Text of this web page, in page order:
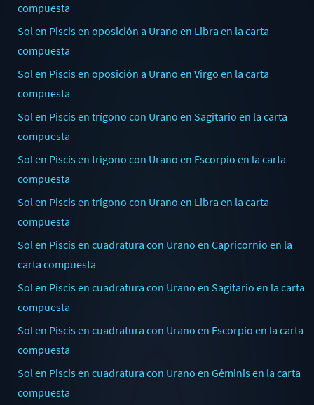
compuesta
Sol en Piscis en oposición a Urano en Libra en la carta
compuesta
Sol en Piscis en oposición a Urano en Virgo en la carta
compuesta
Sol en Piscis en trígono con Urano en Sagitario en la carta
compuesta
Sol en Piscis en trígono con Urano en Escorpio en la carta
compuesta
Sol en Piscis en trígono con Urano en Libra en la carta
compuesta
Sol en Piscis en cuadratura con Urano en Capricornio en la
carta compuesta
Sol en Piscis en cuadratura con Urano en Sagitario en la carta
compuesta
Sol en Piscis en cuadratura con Urano en Escorpio en la carta
compuesta
Sol en Piscis en cuadratura con Urano en Géminis en la carta
compuesta